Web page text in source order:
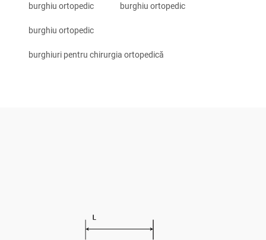
burghiu ortopedic burghiu ortopedic
burghiu ortopedic
burghiuri pentru chirurgia ortopedică